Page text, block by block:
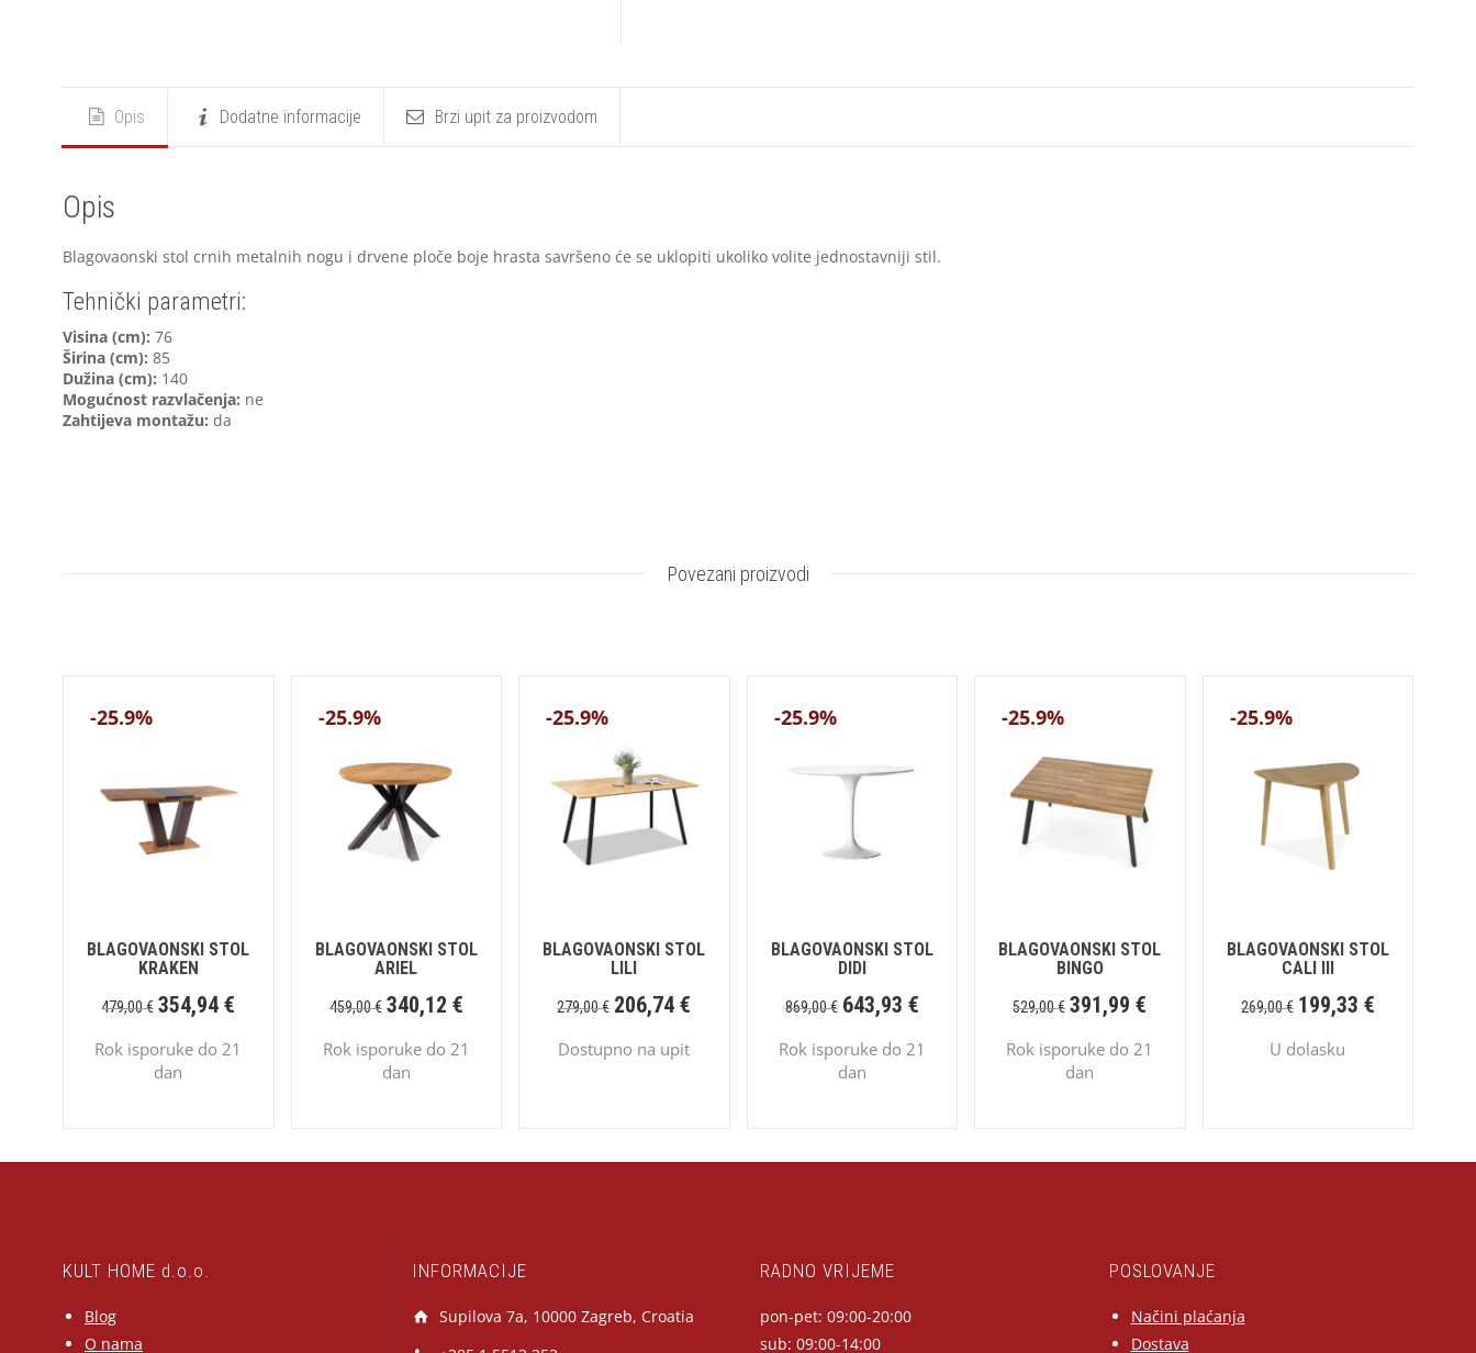
Opis Dodatne informacije Brzi upit za proizvodom
Opis
Blagovaonski stol crnih metalnih nogu i drvene ploče boje hrasta savršeno će se uklopiti ukoliko volite jednostavniji stil.
Tehnički parametri:
Visina (cm): 76
Širina (cm): 85
Dužina (cm): 140
Mogućnost razvlačenja: ne
Zahtijeva montažu: da
Povezani proizvodi
-25.9%
BLAGOVAONSKI STOL
KRAKEN
479,00€ 354,94€
Rok isporuke do 21
dan
-25.9%
BLAGOVAONSKI STOL
ARIEL
459,00€ 340,12 €
Rok isporuke do 21
dan
-25.9%
BLAGOVAONSKI STOL
LILI
279,00€ 206,74€
Dostupno na upit
-25.9%
BLAGOVAONSKI STOL
DIDI
869,00€ 643,93 €
Rok isporuke do 21
dan
-25.9%
BLAGOVAONSKI STOL
BINGO
529,00€ 391,99€
Rok isporuke do 21
dan
-25.9%
BLAGOVAONSKI STOL
CALI III
269,00€ 199,33 €
U dolasku
KULT HOME d.o.o.
Blog
O nama
INFORMACIJE
Supilova 7a, 10000 Zagreb, Croatia
RADNO VRIJEME
pon-pet: 09:00-20:00
sub: 09:00-14:00
POSLOVANJE
Načini plaćanja
Dostava